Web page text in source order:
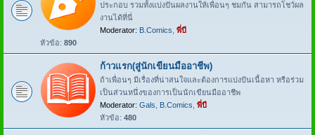
ประกอบ รวมทั้งแบ่งปันผลงานให้เพื่อนๆ ชมกัน สามารถโชว์ผล
งานได้ที่นี่
Moderator: B.Comics พี่บี
หัวข้อ: 890
ก้าวแรก(สู่นักเขียนมืออาชีพ)
ถ้าเพื่อนๆ มีเรื่องที่น่าสนใจและต้องการแบ่งปันเนื้อหา หรือร่วม
เป็นส่วนหนึ่งของการเป็นนักเขียนมืออาชีพ
Moderator: Gals B.Comics พี่บี
หัวข้อ: 480